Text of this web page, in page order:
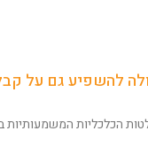
להשפיע גם על
הכלכליות המשמעותיות